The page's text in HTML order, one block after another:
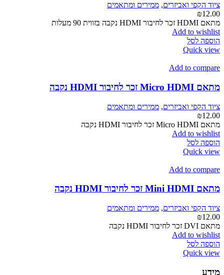
ציוד הקפי ואביזרים, ממירים ומתאמים
₪12.00
מתאם HDMI זכר לחיבור HDMI נקבה בזווית 90 מעלות
Add to wishlist
הוספה לסל
Quick view
Add to compare
מתאם Micro HDMI זכר לחיבור HDMI נקבה
ציוד הקפי ואביזרים, ממירים ומתאמים
₪12.00
מתאם Micro HDMI זכר לחיבור HDMI נקבה
Add to wishlist
הוספה לסל
Quick view
Add to compare
מתאם Mini HDMI זכר לחיבור HDMI נקבה
ציוד הקפי ואביזרים, ממירים ומתאמים
₪12.00
מתאם DVI זכר לחיבור HDMI נקבה
Add to wishlist
הוספה לסל
Quick view
מידע